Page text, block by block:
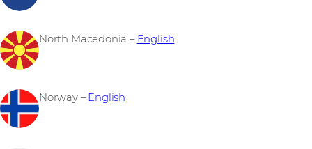
North Macedonia – English
Norway –English